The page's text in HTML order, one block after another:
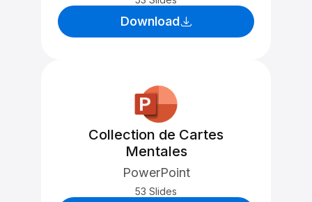
Download
Collection de Cartes
Mentales
PowerPoint
53 Slides